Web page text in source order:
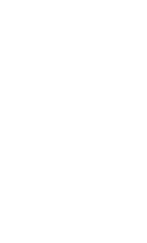
que inclui piscina
e sauna, oferecendo um